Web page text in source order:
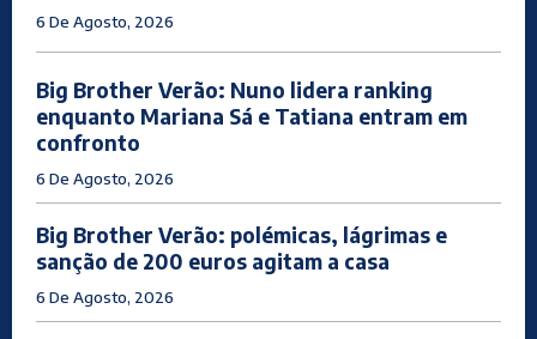
6 De Agosto, 2026
Big Brother Verão: Nuno lidera ranking
enquanto Mariana Sá e Tatiana entram em
confronto
6 De Agosto, 2026
Big Brother Verão: polémicas, lágrimas e
sanção de 200 euros agitam a casa
6 De Agosto, 2026